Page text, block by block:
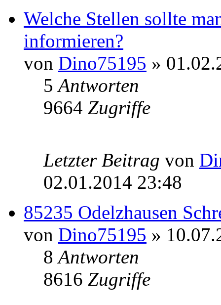
Welche Stellen sollte
informieren?
von Dino75195 »
5Antworten
9664 Zugriffe
Letzter Beitrag von
02.01.2014 23:48
85235 Odelzhausen
von Dino75195 »
8Antworten
8616 Zugriffe